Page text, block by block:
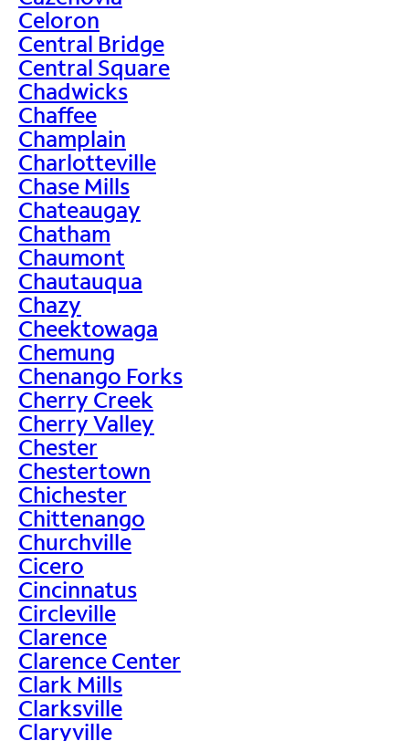
Celoron
Central Bridge
Central Square
Chadwicks
Chaffee
Champlain
Charlotteville
Chase Mills
Chateaugay
Chatham
Chaumont
Chautauqua
Chazy
Cheektowaga
Chemung
Chenango Forks
Cherry Creek
Cherry Valley
Chester
Chestertown
Chichester
Chittenango
Churchville
Cicero
Cincinnatus
Circleville
Clarence
Clarence Center
Clark Mills
Clarksville
Claryville